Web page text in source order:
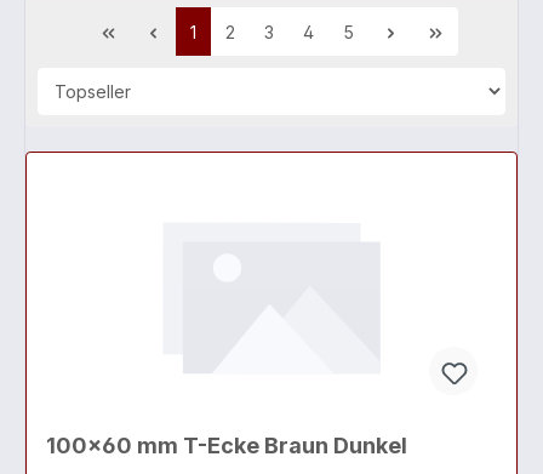
1 2 3 4 5
100x60 mm T-Ecke Braun Dunkel